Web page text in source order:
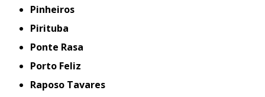
Pinheiros
Pirituba
Ponte Rasa
Porto Feliz
Raposo Tavares